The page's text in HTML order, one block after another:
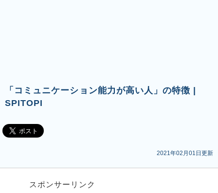
「コミュニケーション能力が高い人」の特徴 |
SPITOPI
2021年02月01日更新
スポンサーリンク